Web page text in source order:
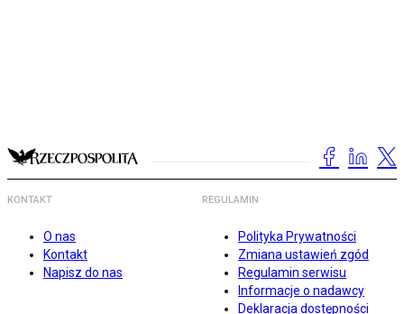
KONTAKT
O nas
Kontakt
Napisz do nas
REGULAMIN
Polityka Prywatności
Zmiana ustawień zgód
Regulamin serwisu
Informacje o nadawcy
Deklaracja dostępności